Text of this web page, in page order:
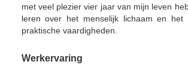
met veel plezier vier jaar van mijn leven
leren over het menselijk lichaam en het
praktische vaardigheden.
Werkervaring